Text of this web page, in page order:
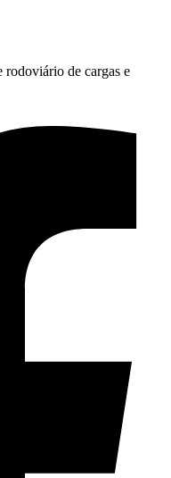
rodoviário de cargas e